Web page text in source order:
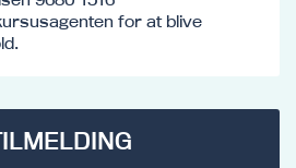
for at blive